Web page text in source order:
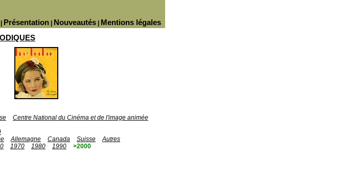
Mentions légales
Nouveautés
Présentation
Centre National du Cinéma et de l'image animée
Allemagne Canada Suisse
Autres
1970 1980 1990
>2000